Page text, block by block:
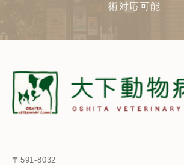
術対応可能
〒591-8032